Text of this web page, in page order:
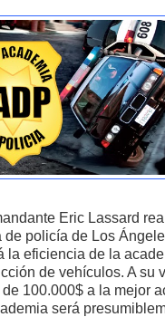
Eric Lassard
policía de Los
la eficiencia de la
de vehículos. A su
100.000$ a la mejor
será